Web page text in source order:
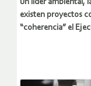
un líder ambiental,
existen proyectos
“coherencia” el